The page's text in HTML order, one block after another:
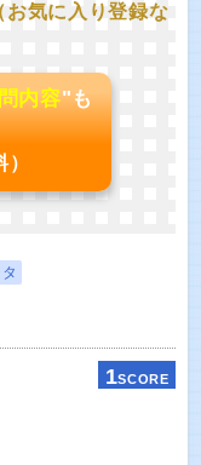
お気に入り登録な
内容"も
）
1SCORE